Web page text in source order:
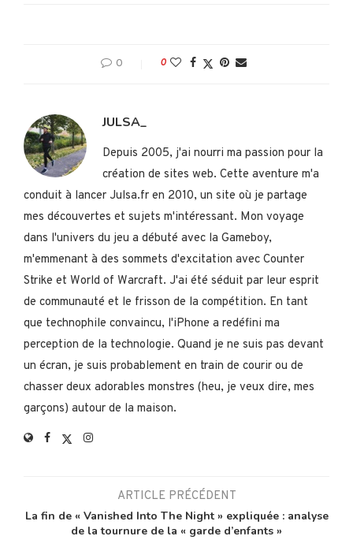
0 0
JULSA_
Depuis 2005, j'ai nourri ma passion pour la
création de sites web. Cette aventure m'a
conduit à lancer Julsa.fr en 2010, un site où je partage
mes découvertes et sujets m'intéressant. Mon voyage
dans l'univers du jeu a débuté avec la Gameboy,
m'emmenant à des sommets d'excitation avec Counter
Strike et World of Warcraft. J'ai été séduit par leur esprit
de communauté et le frisson de la compétition. En tant
que technophile convaincu, l'iPhone a redéfini ma
perception de la technologie. Quand je ne suis pas devant
un écran, je suis probablement en train de courir ou de
chasser deux adorables monstres (heu, je veux dire, mes
garçons) autour de la maison.
ARTICLE PRÉCÉDENT
La fin de « Vanished Into The Night » expliquée : analyse
de la tournure de la « garde d’enfants »